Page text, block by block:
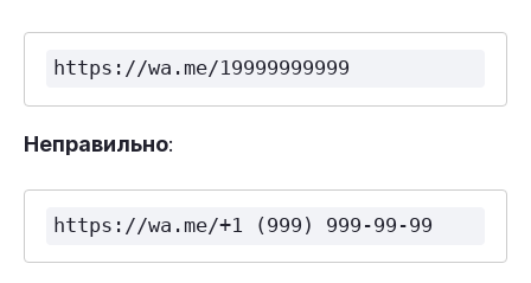
https://wa.me/19999999999
Неправильно:
https://wa.me/+1 (999) 999-99-99